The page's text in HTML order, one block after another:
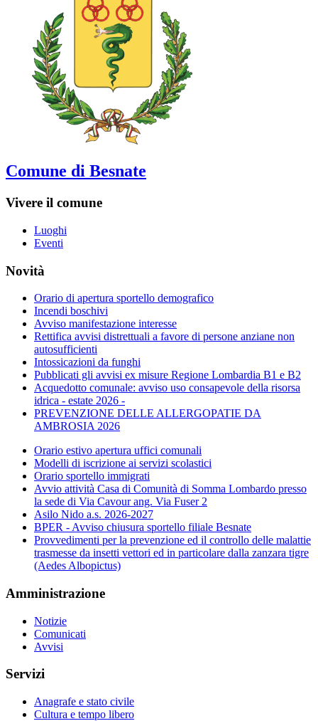
Comune di Besnate
Vivere il comune
Luoghi
Eventi
Novità
Orario di apertura sportello demografico
Incendi boschivi
Avviso manifestazione interesse
Rettifica avvisi distrettuali a favore di persone anziane non
autosufficienti
Intossicazioni da funghi
Pubblicati gli avvisi ex misure Regione Lombardia B1 e B2
Acquedotto comunale: avviso uso consapevole della risorsa
idrica - estate 2026 -
PREVENZIONE DELLE ALLERGOPATIE DA
AMBROSIA 2026
Orario estivo apertura uffici comunali
Modelli di iscrizione ai servizi scolastici
Orario sportello immigrati
Avvio attività Casa di Comunità di Somma Lombardo presso
la sede di Via Cavour ang. Via Fuser 2
Asilo Nido a.s. 2026-2027
BPER - Avviso chiusura sportello filiale Besnate
Provvedimenti per la prevenzione ed il controllo delle malattie
trasmesse da insetti vettori ed in particolare dalla zanzara tigre
(Aedes Albopictus)
Amministrazione
Notizie
Comunicati
Avvisi
Servizi
Anagrafe e stato civile
Cultura e tempo libero